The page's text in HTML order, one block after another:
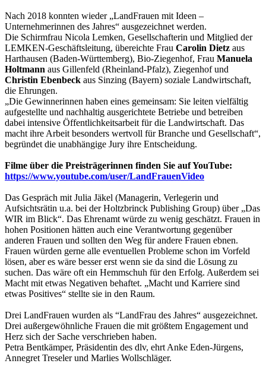
Nach 2018 konnten wieder „LandFrauen mit Ideen –
Unternehmerinnen des Jahres“ ausgezeichnet werden.
Die Schirmfrau Nicola Lemken, Gesellschafterin und Mitglied der
LEMKEN-Geschäftsleitung, übereichte Frau Carolin Dietz aus
Harthausen (Baden-Württemberg), Bio-Ziegenhof, Frau Manuela
Holtmann aus Gillenfeld (Rheinland-Pfalz), Ziegenhof und
Christin Ebenbeck aus Sinzing (Bayern) soziale Landwirtschaft,
die Ehrungen.
„Die Gewinnerinnen haben eines gemeinsam: Sie leiten vielfältig
aufgestellte und nachhaltig ausgerichtete Betriebe und betreiben
dabei intensive Öffentlichkeitsarbeit für die Landwirtschaft. Das
macht ihre Arbeit besonders wertvoll für Branche und Gesellschaft“,
begründet die unabhängige Jury ihre Entscheidung.
Filme über die Preisträgerinnen finden Sie auf YouTube:
https://www.youtube.com/user/LandFrauenVideo
Das Gespräch mit Julia Jäkel (Managerin, Verlegerin und
Aufsichtsrätin u.a. bei der Holtzbrinck Publishing Group) über „Das
WIR im Blick“. Das Ehrenamt würde zu wenig geschätzt. Frauen in
hohen Positionen hätten auch eine Verantwortung gegenüber
anderen Frauen und sollten den Weg für andere Frauen ebnen.
Frauen würden gerne alle eventuellen Probleme schon im Vorfeld
lösen, aber es wäre besser erst wenn sie da sind die Lösung zu
suchen. Das wäre oft ein Hemmschuh für den Erfolg. Außerdem sei
Macht mit etwas Negativen behaftet. „Macht und Karriere sind
etwas Positives“ stellte sie in den Raum.
Drei LandFrauen wurden als “LandFrau des Jahres“ ausgezeichnet.
Drei außergewöhnliche Frauen die mit größtem Engagement und
Herz sich der Sache verschrieben haben.
Petra Bentkämper, Präsidentin des dlv, ehrt Anke Eden-Jürgens,
Annegret Treseler und Marlies Wollschläger.